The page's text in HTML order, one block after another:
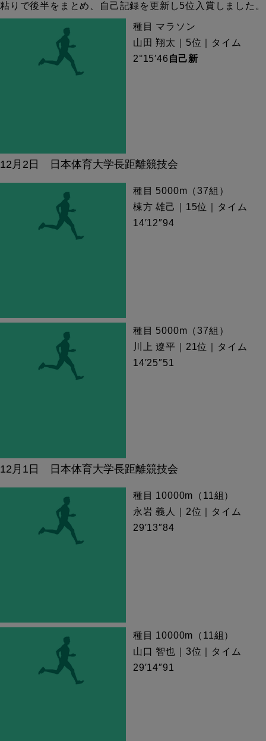
粘りで後半をまとめ、自己記録を更新し5位入賞しました。
種目 マラソン
山田 翔太｜5位｜タイム
2°15′46 自己新
12月2日 日本体育大学長距離競技会
種目 5000m（37組）
棟方 雄己｜15位｜タイム
14′12″94
種目 5000m（37組）
川上 遼平｜21位｜タイム
14′25″51
12月1日 日本体育大学長距離競技会
種目 10000m（11組）
永岩 義人｜2位｜タイム
29′13″84
種目 10000m（11組）
山口 智也｜3位｜タイム
29′14″91